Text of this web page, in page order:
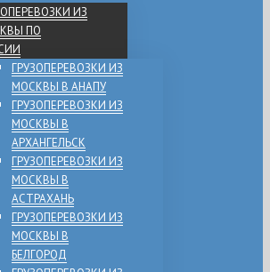
ИЗ
ПО
ГРУЗОПЕРЕВОЗКИ ИЗ
МОСКВЫ В АНАПУ
ГРУЗОПЕРЕВОЗКИ ИЗ
МОСКВЫ В
АРХАНГЕЛЬСК
ГРУЗОПЕРЕВОЗКИ ИЗ
МОСКВЫ В
АСТРАХАНЬ
ГРУЗОПЕРЕВОЗКИ ИЗ
МОСКВЫ В
БЕЛГОРОД